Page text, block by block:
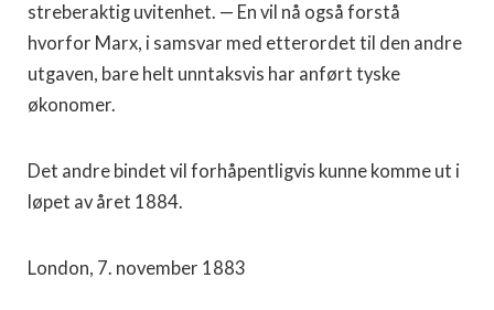
streberaktig uvitenhet. — En vil nå også forstå
hvorfor Marx, i samsvar med etterordet til den andre
utgaven, bare helt unntaksvis har anført tyske
økonomer.
Det andre bindet vil forhåpentligvis kunne komme ut i
løpet av året 1884.
London, 7. november 1883